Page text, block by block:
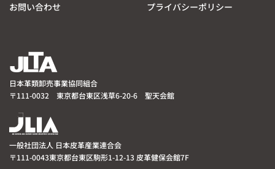
お問い合わせ
プライバシーポリシー
日本革類卸売事業協同組合
〒111-0032 東京都台東区浅草6-20-6 聖天会館
一般社団法人 日本皮革産業連合会
〒111-0043東京都台東区駒形1-12-13 皮革健保会館7F